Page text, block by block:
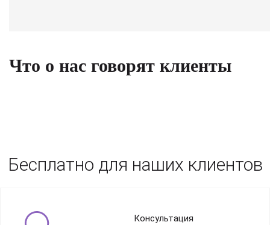
федеральному округу
России.
не имея
Что о нас говорят клиенты
Бесплатно для наших клиентов
Консультация